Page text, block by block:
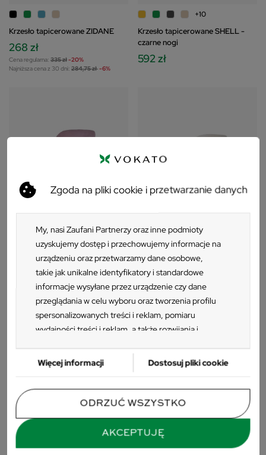
Zgoda na pliki cookie i przetwarzanie danych
My, nasi Zaufani Partnerzy oraz inne podmioty
uzyskujemy dostęp i przechowujemy informacje na
urządzeniu oraz przetwarzamy dane osobowe,
takie jak unikalne identyfikatory i standardowe
informacje wysyłane przez urządzenie czy dane
przeglądania w celu wyboru oraz tworzenia profilu
spersonalizowanych treści i reklam, pomiaru
wydajności treści i reklam, a także rozwijania i
Zaufani Partnerzy możemy korzystać z
precyzyjnych danych geolokalizacyjnych oraz
Ponieważ cenimy Twoją prywatność, prosimy o
kliknięcie „Akceptuję”. Zgoda jest dobrowolna i
Więcej informacji Dostosuj pliki cookie
ODRZUĆ WSZYSTKO
AKCEPTUJĘ
Krzesło tapicerowane ZIDANE
268 zł
Cena regularna: 335 zł-20%
Najniższa cena z 30 dni: 284,75 zł-6%
+10
Krzesło tapicerowane SHELL -
czarne nogi
592 zł
+10
Krzesło tapicerowane SHELL -
chromowane nogi
593 zł
Krzesło tapicerowane SHELL -
czarne płozy
577 zł
-43,99 ZŁ